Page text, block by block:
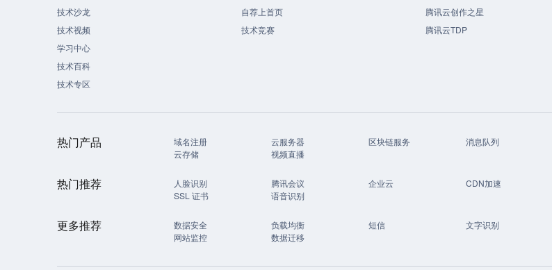
技术沙龙
技术视频
学习中心
技术百科
技术专区
自荐上首页
技术竞赛
腾讯云创作之星
腾讯云TDP
热门产品 域名注册 云服务器 区块链服务 消息队列
云存储
视频直播
热门推荐 人脸识别 腾讯会议 企业云 CDN加速
SSL 证书
语音识别
更多推荐 数据安全 负载均衡 短信 文字识别
网站监控
数据迁移